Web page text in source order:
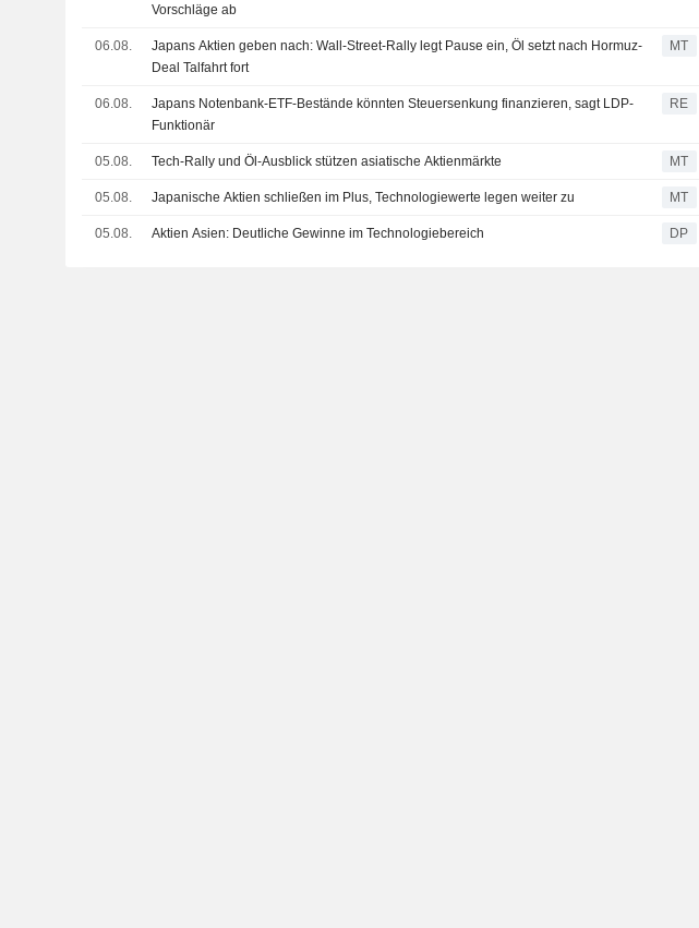
Vorschläge ab
06.08.
Japans Aktien geben nach: Wall-Street-Rally legt Pause ein, Öl setzt nach Hormuz-
Deal Talfahrt fort
MT
06.08.
Japans Notenbank-ETF-Bestände könnten Steuersenkung finanzieren, sagt LDP-
Funktionär
RE
05.08. Tech-Rally und Öl-Ausblick stützen asiatische Aktienmärkte MT
05.08. Japanische Aktien schließen im Plus, Technologiewerte legen weiter zu MT
05.08. Aktien Asien: Deutliche Gewinne im Technologiebereich DP